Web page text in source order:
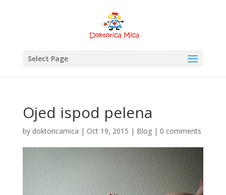
Select Page
Ojed ispod pelena
by doktoricamica | Oct 19, 2015 | Blog| 0 comments